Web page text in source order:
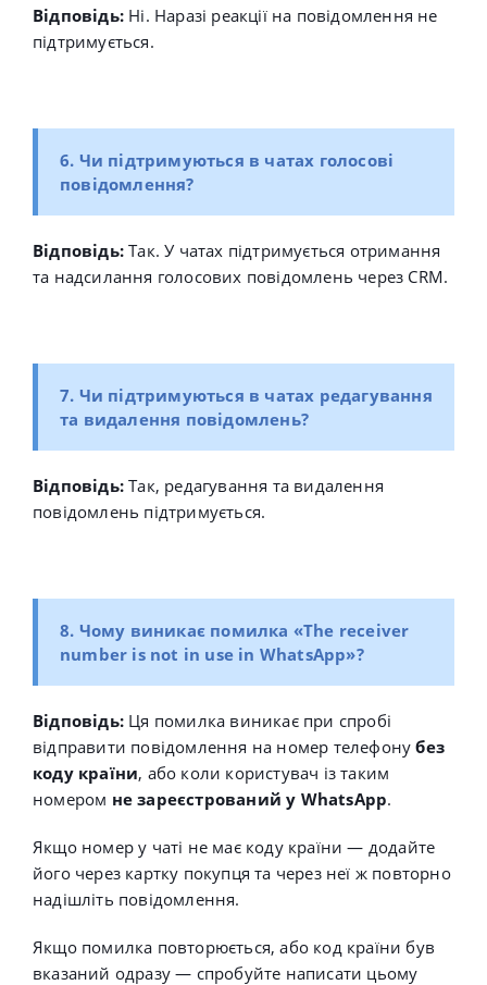
Відповідь: Ні. Наразі реакції на повідомлення не
підтримується.
6. Чи підтримуються в чатах голосові
повідомлення?
Відповідь:Так. У чатах підтримується отримання
та надсилання голосових повідомлень через CRM.
7. Чи підтримуються в чатах редагування
та видалення повідомлень?
Відповідь: Так, редагування та видалення
повідомлень підтримується.
8. Чому виникає помилка «The receiver
number is not in use in WhatsApp»?
Відповідь: Ця помилка виникає при спробі
відправити повідомлення на номер телефону без
коду країни, або коли користувач із таким
номером не зареєстрований у WhatsApp.
Якщо номер у чаті не має коду країни — додайте
його через картку покупця та через неї ж повторно
надішліть повідомлення.
Якщо помилка повторюється, або код країни був
вказаний одразу — спробуйте написати цьому